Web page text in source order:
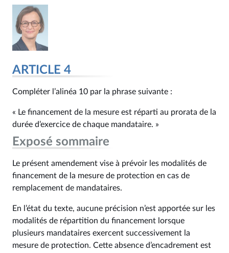
ARTICLE 4
Compléter l’alinéa 10 par la phrase suivante :
« Le financement de la mesure est réparti au prorata de la
durée d’exercice de chaque mandataire. »
Exposé sommaire
Le présent amendement vise à prévoir les modalités de
financement de la mesure de protection en cas de
remplacement de mandataires.
En l’état du texte, aucune précision n’est apportée sur les
modalités de répartition du financement lorsque
plusieurs mandataires exercent successivement la
mesure de protection. Cette absence d’encadrement est